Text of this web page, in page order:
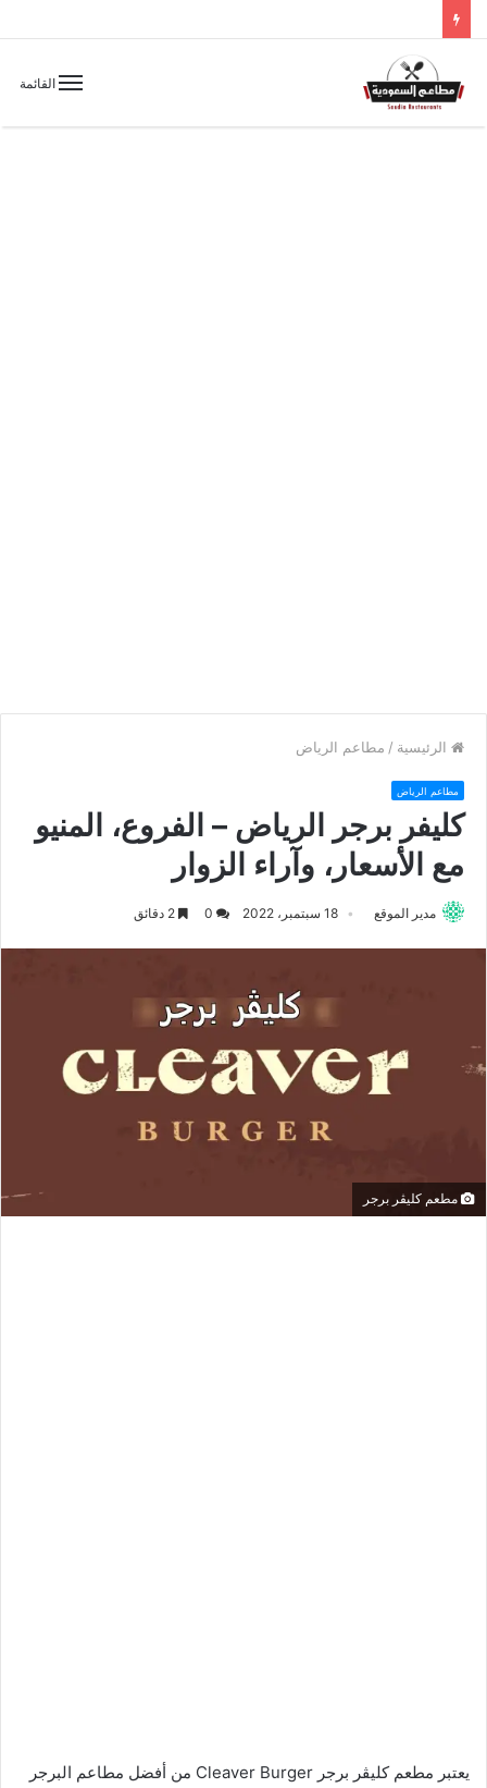
القائمة
الرئيسية / مطاعم الرياض
مطاعم الرياض
كليفر برجر الرياض – الفروع، المنيو
مع الأسعار، وآراء الزوار
مدير الموقع 18 سبتمبر، 2022
مطعم كليڤر برجر
يعتبر مطعم كليڤر برجر Cleaver Burger من أفضل مطاعم البرجر